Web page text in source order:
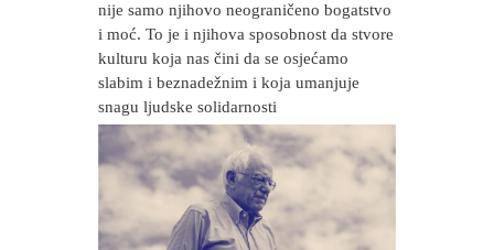
nije samo njihovo neograničeno bogatstvo
i moć. To je i njihova sposobnost da stvore
kulturu koja nas čini da se osjećamo
slabim i beznadežnim i koja umanjuje
snagu ljudske solidarnosti